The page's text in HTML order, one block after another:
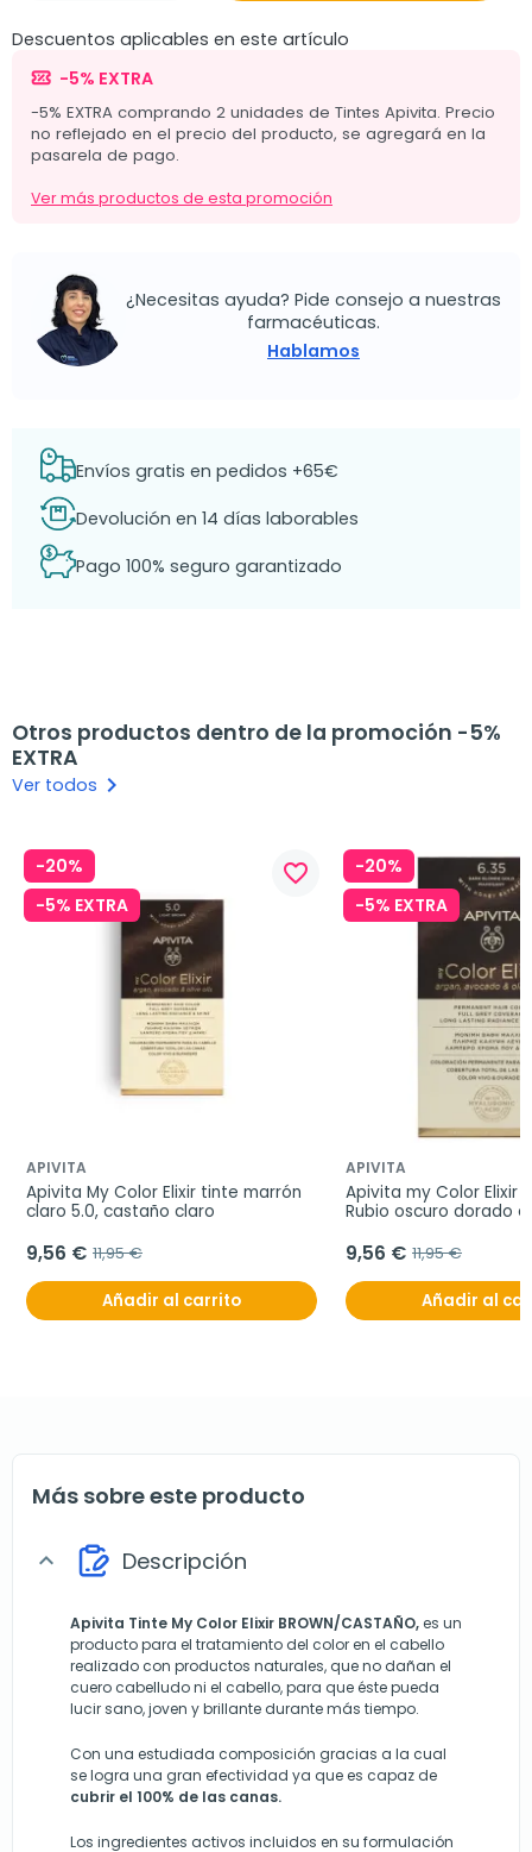
Descuentos aplicables en este artículo
-5% EXTRA
-5% EXTRA comprando 2 unidades de Tintes Apivita. Precio
no reflejado en el precio del producto, se agregará en la
pasarela de pago.
Ver más productos de esta promoción
¿Necesitas ayuda? Pide consejo a nuestras
farmacéuticas.
Hablamos
Envíos gratis en pedidos +65€
Devolución en 14 días laborables
Pago 100% seguro garantizado
Otros productos dentro de la promoción -5%
EXTRA
Ver todos keyboard_arrow_right
-20%
-5% EXTRA
favorite_border
APIVITA
Apivita My Color Elixir tinte marrón
claro 5.0, castaño claro
9,56 € 11,95 €
Añadir al carrito
-20%
-5% EXTRA
APIVITA
Apivita my Color Elixir
Rubio oscuro dorado
9,56 € 11,95 €
Añadir al
Más sobre este producto
expand_more Descripción
Apivita Tinte My Color Elixir BROWN/CASTAÑO,es un
producto para el tratamiento del color en el cabello
realizado con productos naturales, que no dañan el
cuero cabelludo ni el cabello, para que éste pueda
lucir sano, joven y brillante durante más tiempo.
Con una estudiada composición gracias a la cual
se logra una gran efectividad ya que es capaz de
cubrir el 100% de las canas.
Los ingredientes activos incluidos en su formulación